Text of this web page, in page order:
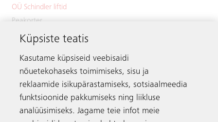
OÜ Schindler liftid
Peakorter
Väike-Paala 1
Estonia
Telefon:+372 601 2222
Küpsiste teatis
Kasutame küpsiseid veebisaidi
nõuetekohaseks toimimiseks, sisu ja
reklaamide isikupärastamiseks, sotsiaalmeedia
funktsioonide pakkumiseks ning liikluse
analüüsimiseks. Jagame teie infot meie